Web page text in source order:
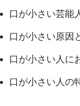
口が小さい芸能
口が小さい原因
口が小さい人に
口が小さい人の